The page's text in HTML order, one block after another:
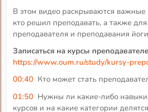
В этом видео раскрываются
кто решил преподавать, а также
преподавателя и преподавания
Записаться на курсы
https://www.oum.ru/study/kursy-
00:40 Кто может стать
01:50 Нужны ли какие-либо
курсов и на какие категории